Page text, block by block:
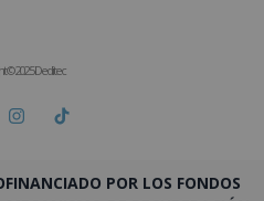
© 2025 Deditec
POR LOS FONDOS